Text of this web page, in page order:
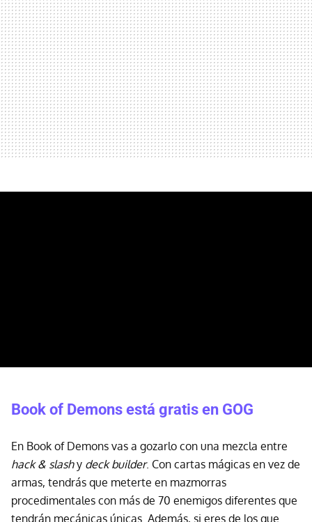
Book of Demons está gratis en GOG
En Book of Demons vas a gozarlo con una mezcla entre
hack & slashy deck builder. Con cartas mágicas en vez de
armas, tendrás que meterte en mazmorras
procedimentales con más de 70 enemigos diferentes que
tendrán mecánicas únicas. Además, si eres de los que